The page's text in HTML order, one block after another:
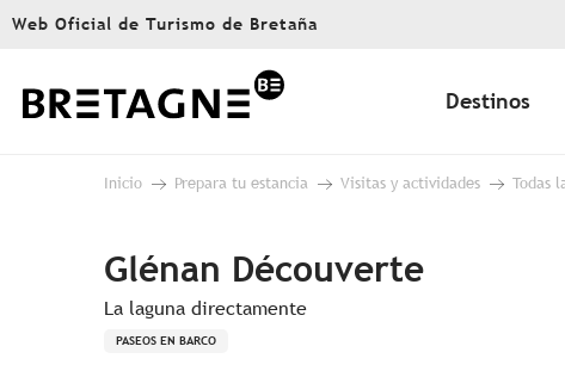
Aller
principal
Web Oficial de Turismo de Bretaña
Destinos
Inicio Prepara tu estancia Visitas y actividades Todas
Glénan Découverte
La laguna directamente
PASEOS EN BARCO